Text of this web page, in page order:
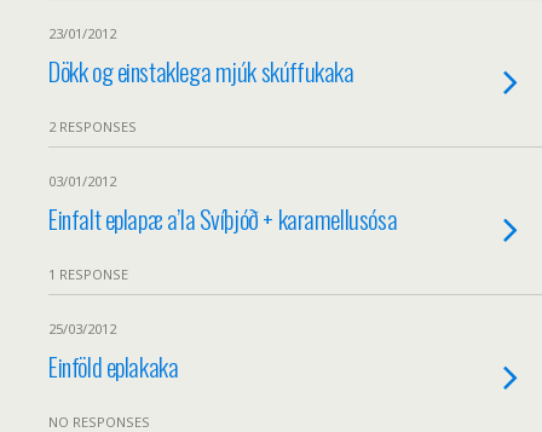
23/01/2012
Dökk og einstaklega mjúk skúffukaka
2 RESPONSES
03/01/2012
Einfalt eplapæ a’la Svíþjóð + karamellusósa
1 RESPONSE
25/03/2012
Einföld eplakaka
NO RESPONSES